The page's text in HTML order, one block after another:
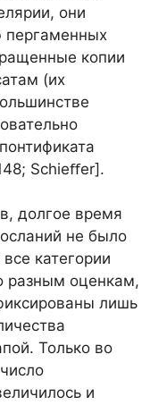
они
пергаменных
копии
(их
Schieﬀer].
долгое время
не было
категории
разным оценкам,
лишь
Только во
и